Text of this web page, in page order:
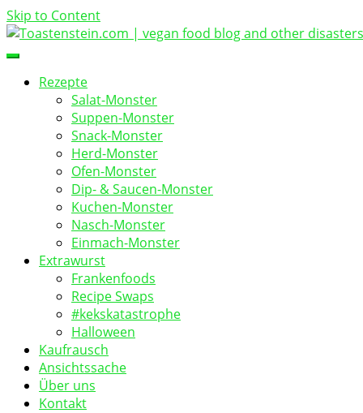
Skip to Content
Toastenstein.com
vegan food blog
Rezepte
Salat-Monster
Suppen-Monster
Snack-Monster
Herd-Monster
Ofen-Monster
Dip- & Saucen-Monster
Kuchen-Monster
Nasch-Monster
Einmach-Monster
Extrawurst
Frankenfoods
Recipe Swaps
#kekskatastrophe
Halloween
Kaufrausch
Ansichtssache
Über uns
Kontakt